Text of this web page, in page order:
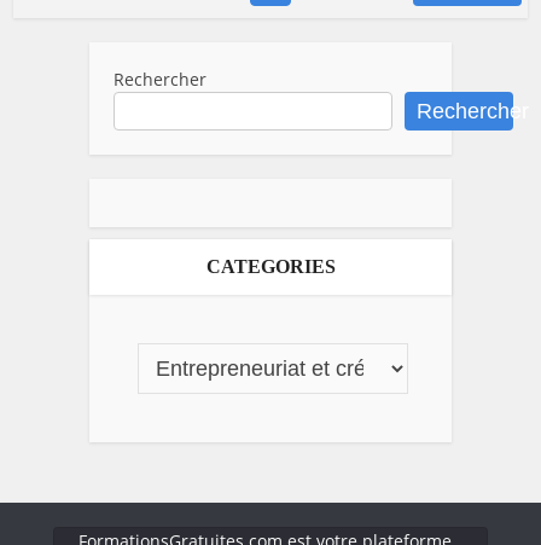
Rechercher
Rechercher
CATEGORIES